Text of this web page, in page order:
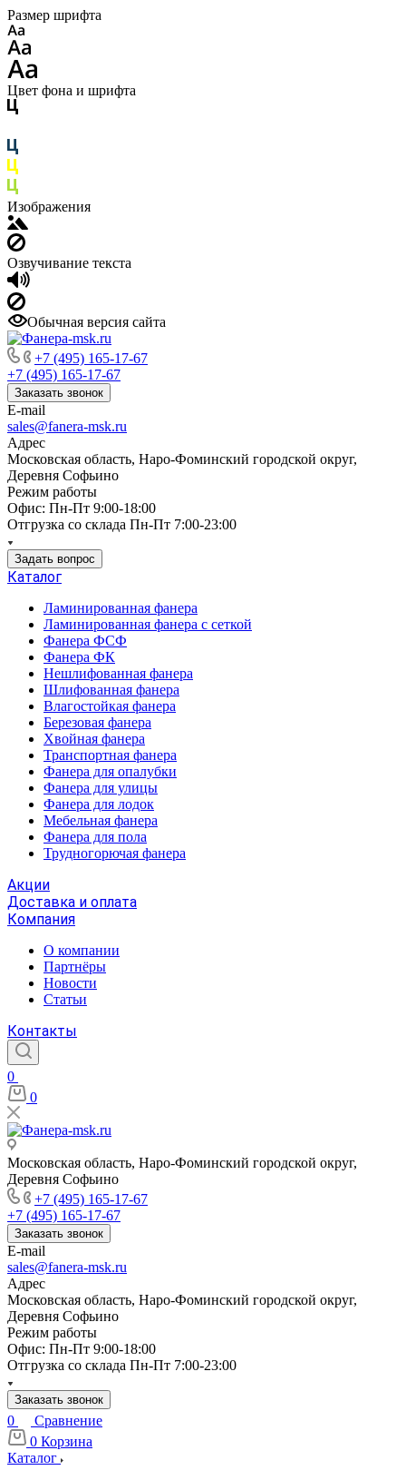
Размер шрифта
Цвет фона и шрифта
Изображения
Озвучивание текста
Обычная версия сайта
+7 (495) 165-17-67
+7 (495) 165-17-67
Заказать звонок
E-mail
sales@fanera-msk.ru
Адрес
Московская область, Наро-Фоминский городской округ,
Деревня Софьино
Режим работы
Офис: Пн-Пт 9:00-18:00
Отгрузка со склада Пн-Пт 7:00-23:00
Задать вопрос
Каталог
Ламинированная фанера
Ламинированная фанера с сеткой
Фанера ФСФ
Фанера ФК
Нешлифованная фанера
Шлифованная фанера
Влагостойкая фанера
Березовая фанера
Хвойная фанера
Транспортная фанера
Фанера для опалубки
Фанера для улицы
Фанера для лодок
Мебельная фанера
Фанера для пола
Трудногорючая фанера
Акции
Доставка и оплата
Компания
О компании
Партнёры
Новости
Статьи
Контакты
0
0
Московская область, Наро-Фоминский городской округ,
Деревня Софьино
+7 (495) 165-17-67
+7 (495) 165-17-67
Заказать звонок
E-mail
sales@fanera-msk.ru
Адрес
Московская область, Наро-Фоминский городской округ,
Деревня Софьино
Режим работы
Офис: Пн-Пт 9:00-18:00
Отгрузка со склада Пн-Пт 7:00-23:00
Заказать звонок
0
Сравнение
0 Корзина
Каталог